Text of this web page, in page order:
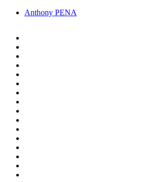
Anthony PENA